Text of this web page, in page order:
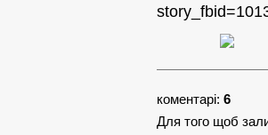
коментарі: 6
Для того щоб